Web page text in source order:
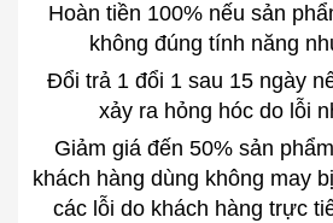
Hoàn tiền 100% nếu sản
không đúng tính năng
Đổi trả 1 đổi 1 sau 15 ngày
xảy ra hỏng hóc do lỗi
Giảm giá đến 50% sản
khách hàng dùng không may
các lỗi do khách hàng trực